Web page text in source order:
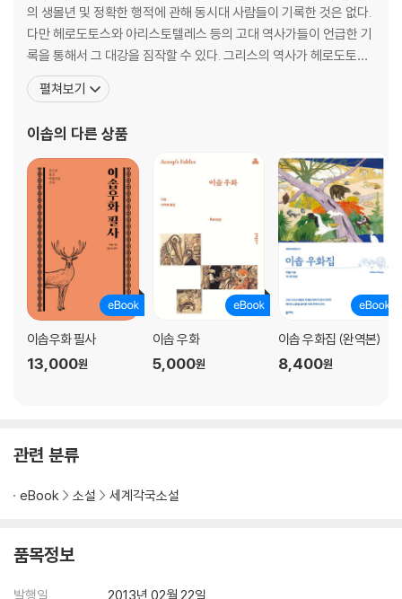
의 생몰년 및 정확한 행적에 관해 동시대 사람들이 기록한 것은 없다.
다만 헤로도토스와 아리스토텔레스 등의 고대 역사가들이 언급한 기
록을 통해서 그 대강을 짐작할 수 있다. 그리스의 역사가 헤로도토스
에 의해 기원전 6세기 초반에 살았던 인물로 추정되었고, 아리스토텔
레스와 같은 고대 그리스 학자에 의해 현재의 터키 내륙 지방에 해당
다. 또한 2세기경 그리스에서 저술된 것으로
펼쳐보기
이솝의 다른 상품
이솝우화 필사
13,000원
이솝 우화
5,000원
이솝 우화집 (완역본)
8,400원
관련 분류
eBook 소설 세계각국소설
품목정보
발행일 2013년 02월 22일